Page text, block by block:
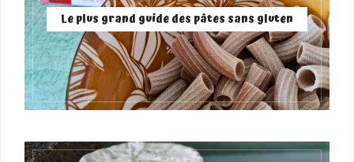
Le plus grand guide des pâtes sans gluten